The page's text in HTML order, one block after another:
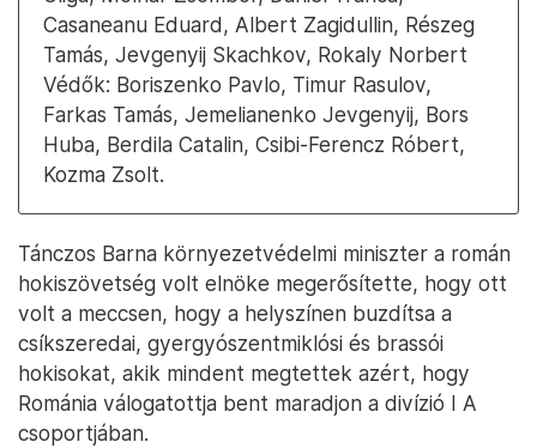
Casaneanu Eduard, Albert Zagidullin, Részeg
Tamás, Jevgenyij Skachkov, Rokaly Norbert
Védők: Boriszenko Pavlo, Timur Rasulov,
Farkas Tamás, Jemelianenko Jevgenyij, Bors
Huba, Berdila Catalin, Csibi-Ferencz Róbert,
Kozma Zsolt.
Tánczos Barna környezetvédelmi miniszter a román
hokiszövetség volt elnöke megerősítette, hogy ott
volt a meccsen, hogy a helyszínen buzdítsa a
csíkszeredai, gyergyószentmiklósi és brassói
hokisokat, akik mindent megtettek azért, hogy
Románia válogatottja bent maradjon a divízió I A
csoportjában.